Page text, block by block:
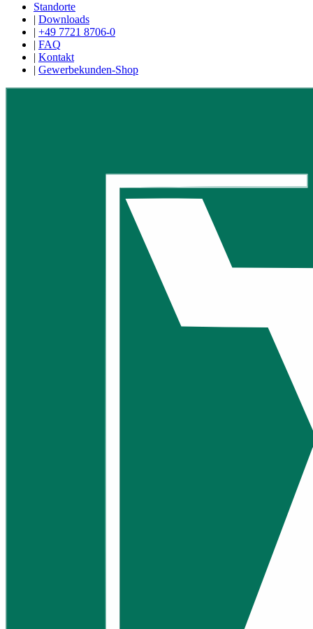
Standorte
| Downloads
| +49 7721 8706-0
| FAQ
| Kontakt
| Gewerbekunden-Shop